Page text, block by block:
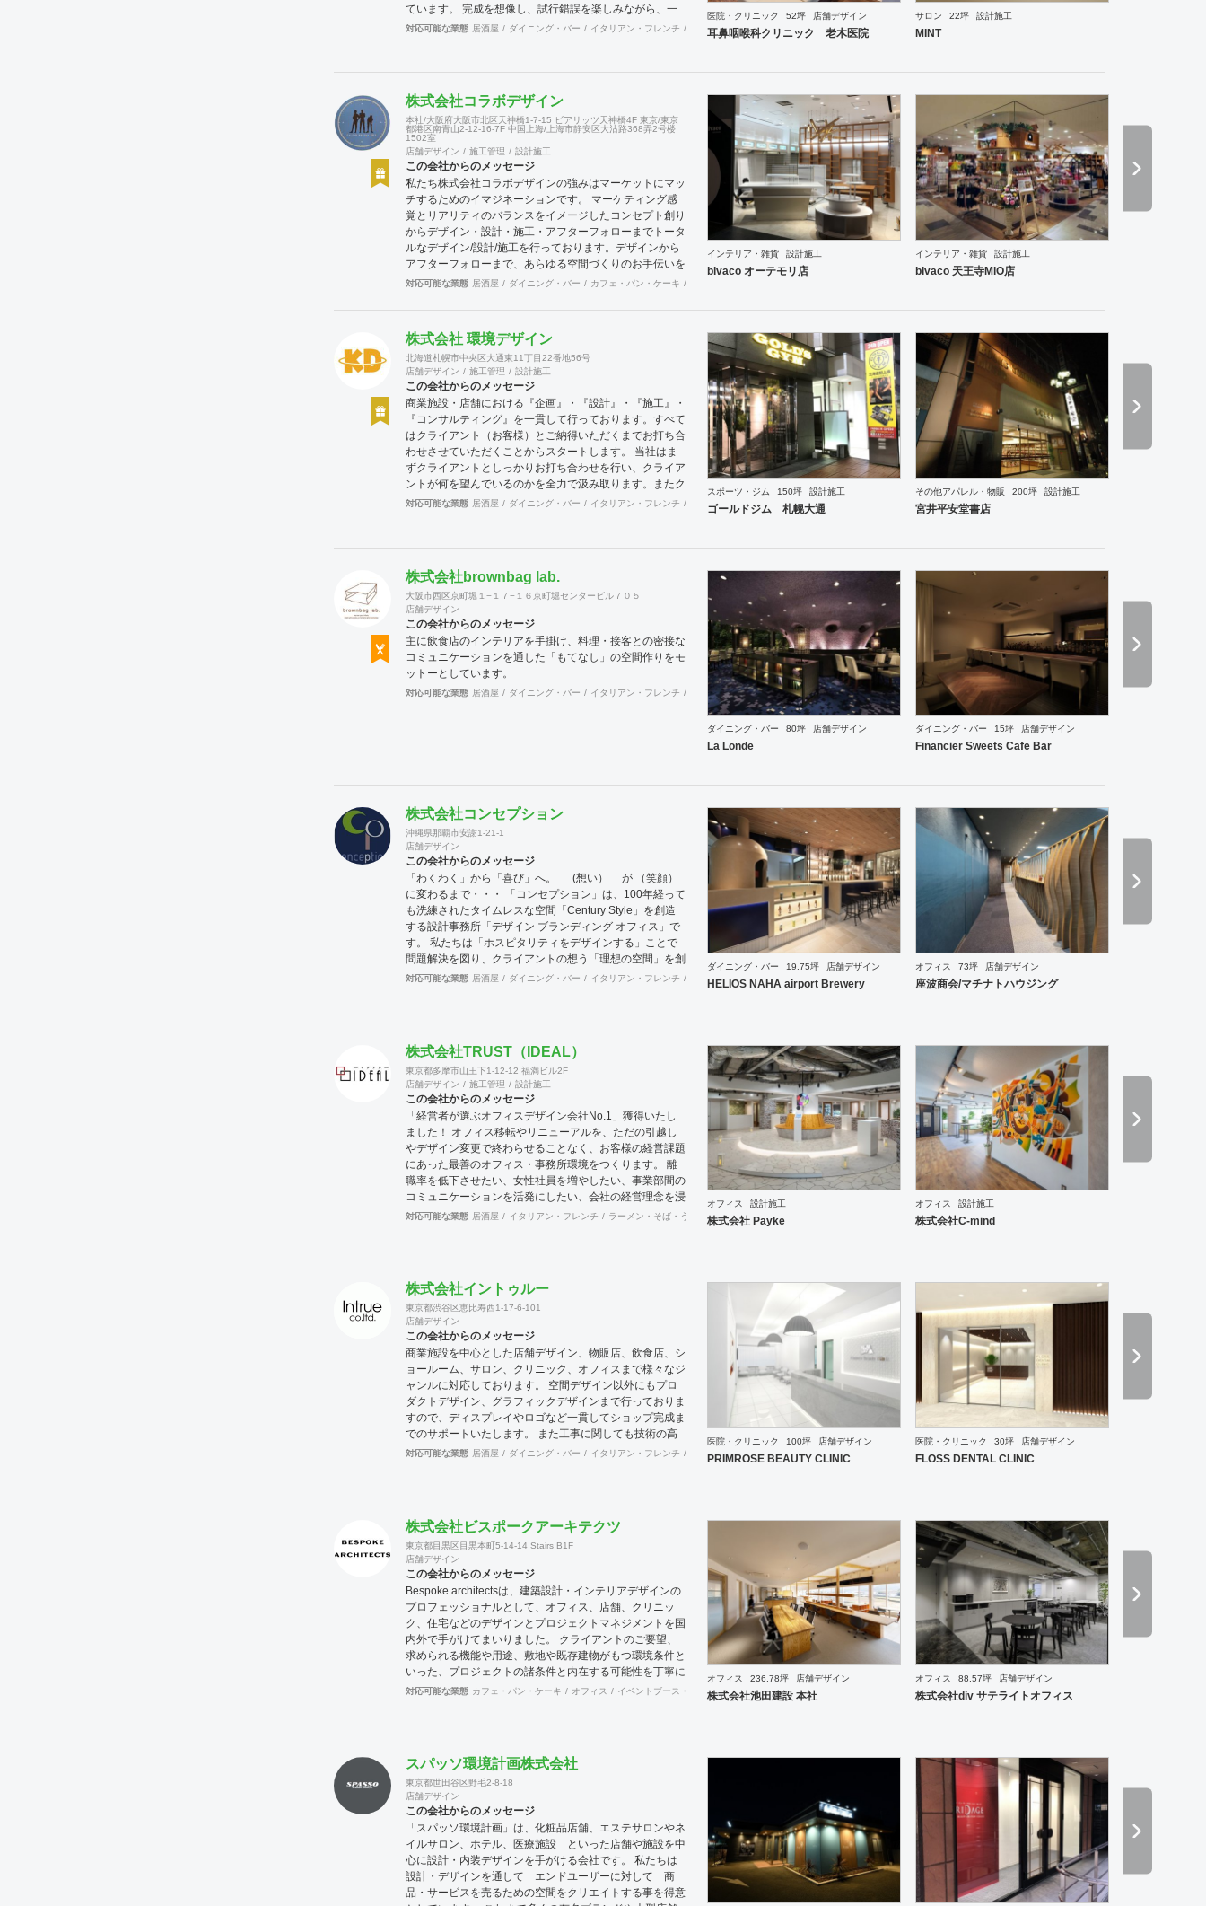
ています。 完成を想像し、試行錯誤を楽しみながら、 ​一
緒にワクワクしたいと思っています。
対応可能な業態 居酒屋 ダイニング・バー イタリアン・フレンチ カフェ・パン・ケーキ ラーメン・そば・うどん 和食・寿司
医院・クリニック 52坪 店舗デザイン
耳鼻咽喉科クリニック 老木医院
サロン 22坪 設計施工
MINT
株式会社コラボデザイン
本社/大阪府大阪市北区天神橋1-7-15 ビアリッツ天神橋4F 東京/東京
都港区南青山2-12-16-7F 中国上海/上海市静安区大沽路368弄2号楼
1502室
店舗デザイン
施工管理 設計施工
この会社からのメッセージ
私たち株式会社コラボデザインの強みはマーケットにマッ
チするためのイマジネーションです。 マーケティング感
覚とリアリティのバランスをイメージしたコンセプト創り
からデザイン・設計・施工・アフターフォローまでトータ
ルなデザイン/設計/施工を行っております。デザインから
アフターフォローまで、あらゆる空間づくりのお手伝いを
全国規模で実施できます。上海にもオフィスがございます
対応可能な業態 居酒屋 ダイニング・バー カフェ・パン・ケーキ
インテリア・雑貨 設計施工
bivaco オーテモリ店
インテリア・雑貨 設計施工
bivaco 天王寺MiO店
株式会社 環境デザイン
北海道札幌市中央区大通東11丁目22番地56号
店舗デザイン
施工管理 設計施工
この会社からのメッセージ
商業施設・店舗における『企画』・『設計』・『施工』・
『コンサルティング』を一貫して行っております。すべて
はクライアント（お客様）とご納得いただくまでお打ち合
わせさせていただくことからスタートします。 当社はま
ずクライアントとしっかりお打ち合わせを行い、クライア
ントが何を望んでいるのかを全力で汲み取ります。またク
ライアントが思い描いていることをどのように表現してい
提案いたします。
対応可能な業態 居酒屋 ダイニング・バー イタリアン・フレンチ カフェ・パン・ケーキ 和食・寿司 焼肉・中華料理・韓国料理 オフィス
スポーツ・ジム 150坪 設計施工
ゴールドジム 札幌大通
その他アパレル・物販 200坪 設計施工
宮井平安堂書店
株式会社brownbag lab.
大阪市西区京町堀１−１７−１６京町堀センタービル７０５
店舗デザイン
この会社からのメッセージ
主に飲食店のインテリアを手掛け、料理・接客との密接な
コミュニケーションを通した「もてなし」の空間作りをモ
ットーとしています。
対応可能な業態 居酒屋 ダイニング・バー イタリアン・フレンチ カフェ・パン・ケーキ ラーメン・そば・うどん 和食・寿司 焼肉・中華料理・韓国料理 その他
ダイニング・バー 80坪 店舗デザイン
La Londe
ダイニング・バー 15坪 店舗デザイン
Financier Sweets Cafe Bar
株式会社コンセプション
沖縄県那覇市安謝1-21-1
店舗デザイン
この会社からのメッセージ
「わくわく」から「喜び」へ。 (想い） が （笑顔）
に変わるまで・・・ 「コンセプション」は、100年経って
も洗練されたタイムレスな空間「Century Style」を創造
する設計事務所「デザイン ブランディング オフィス」で
す。 私たちは「ホスピタリティをデザインする」ことで
問題解決を図り、クライアントの想う「理想の空間」を創
造することを～Mission～としています。 「ホスピタリテ
「思いやりの心」、ちょっとしたことでも相手の氣持ちを
え行動する、それが「作業人」を超えた「仕事人」となり
「ホスピタリティをデザインする」ことに繋がると考えま
す。 想いが形になるまで、わくわくするような「期待
感」、理想の空間が形になって「喜び」を ～cred～ 理念
とし、視覚、思考、心理にプラスに作用する空間をデザイ
ンコンセプト計画、設計から施工期間における設計監理、
工事完了後のアフターサービス～までサポートいたしま
す。
対応可能な業態 居酒屋 ダイニング・バー イタリアン・フレンチ カフェ・パン・ケーキ 和食・寿司 焼肉・中華料理・韓国料理 オフィス エントランス
ダイニング・バー 19.75坪 店舗デザイン
HELIOS NAHA airport Brewery
オフィス 73坪 店舗デザイン
座波商会/マチナトハウジング
株式会社TRUST（IDEAL）
東京都多摩市山王下1-12-12 福満ビル2F
店舗デザイン
施工管理 設計施工
この会社からのメッセージ
「経営者が選ぶオフィスデザイン会社No.1」獲得いたし
ました！ オフィス移転やリニューアルを、ただの引越し
やデザイン変更で終わらせることなく、お客様の経営課題
にあった最善のオフィス・事務所環境をつくります。 離
職率を低下させたい、女性社員を増やしたい、事業部間の
コミュニケーションを活発にしたい、会社の経営理念を浸
透させたい等、会社の規模やフェーズによって様々な課題
どのような組織になっていきたいのか。それらを共有する
オフィスはスタッフにとって一日の大半を過ごす場所で
す。機能的かつ快適な空間を作ることは精神的な安心やモ
チベーション・作業効率の向上に繋がっていくでしょう。
このように、経営面の課題と現場の声をしっかりとヒアリ
ングした上で、最善なオフィスづくりをご提案させていた
だきます。
対応可能な業態 居酒屋 イタリアン・フレンチ ラーメン・そば・うどん 和食・寿司 焼肉・中華料理・韓国料理 オフィス 保育園 医院・クリニック
オフィス 設計施工
株式会社 Payke
オフィス 設計施工
株式会社C-mind
株式会社イントゥルー
東京都渋谷区恵比寿西1-17-6-101
店舗デザイン
この会社からのメッセージ
商業施設を中心とした店舗デザイン、物販店、飲食店、シ
ョールーム、サロン、クリニック、オフィスまで様々なジ
ャンルに対応しております。 空間デザイン以外にもプロ
ダクトデザイン、グラフィックデザインまで行っておりま
すので、ディスプレイやロゴなど一貫してショップ完成ま
でのサポートいたします。 また工事に関しても技術の高
い関連のブレーンが全国にいるため首都圏はもとより地方
ィなデザインを提供いたします。
対応可能な業態 居酒屋 ダイニング・バー イタリアン・フレンチ カフェ・パン・ケーキ ラーメン・そば・うどん 和食・寿司 焼肉・中華料理・韓国料理
医院・クリニック 100坪 店舗デザイン
PRIMROSE BEAUTY CLINIC
医院・クリニック 30坪 店舗デザイン
FLOSS DENTAL CLINIC
株式会社ビスポークアーキテクツ
東京都目黒区目黒本町5-14-14 Stairs B1F
店舗デザイン
この会社からのメッセージ
Bespoke architectsは、建築設計・インテリアデザインの
プロフェッショナルとして、オフィス、店舗、クリニッ
ク、住宅などのデザインとプロジェクトマネジメントを国
内外で手がけてまいりました。 クライアントのご要望、
求められる機能や用途、敷地や既存建物がもつ環境条件と
いった、プロジェクトの諸条件と内在する可能性を丁寧に
読み解き、その条件でこそ可能な空間環境の豊かさを提案
と協働し、大規模建築物や高度な設計にも対応致します。
工程管理・別途工事の一括管理等を含めたプロジェクトマ
ネジメントを担い、ワンストップでのプロジェクト推進を
行います。発注管理におけるクライアントのご負担を軽減
するとともに、第三者的な立場からプロセスを適切に管理
することで、クライアントの利益に適うコスト管理と、工
事品質の向上を実現致します。 また、新規サービス立上
げやリブランディングに際しては、空間デザイン的な見地
から事業企画やCI計画・デザインマニュアル作成等も提案
させて頂きます。 海外案件や外資企業様案件において
対応可能な業態 カフェ・パン・ケーキ オフィス イベントブース・ショールーム エントランス 塾・学校 その他 医院・クリニック
オフィス 236.78坪 店舗デザイン
株式会社池田建設 本社
オフィス 88.57坪 店舗デザイン
株式会社div サテライトオフィス
スパッソ環境計画株式会社
東京都世田谷区野毛2-8-18
店舗デザイン
この会社からのメッセージ
「スパッソ環境計画」は、化粧品店舗、エステサロンやネ
イルサロン、ホテル、医療施設 といった店舗や施設を中
心に設計・内装デザインを手がける会社です。 私たちは
設計・デザインを通して エンドユーザーに対して 商
品・サービスを売るための空間をクリエイトする事を得意